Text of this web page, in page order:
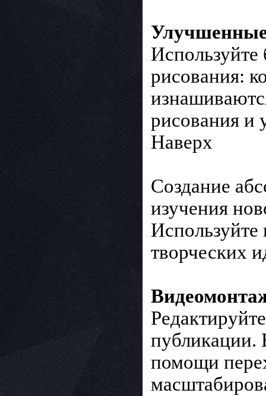
Улучшенные
рисования:
рисования и
Наверх
Создание
изучения
творческих
публикации.
помощи